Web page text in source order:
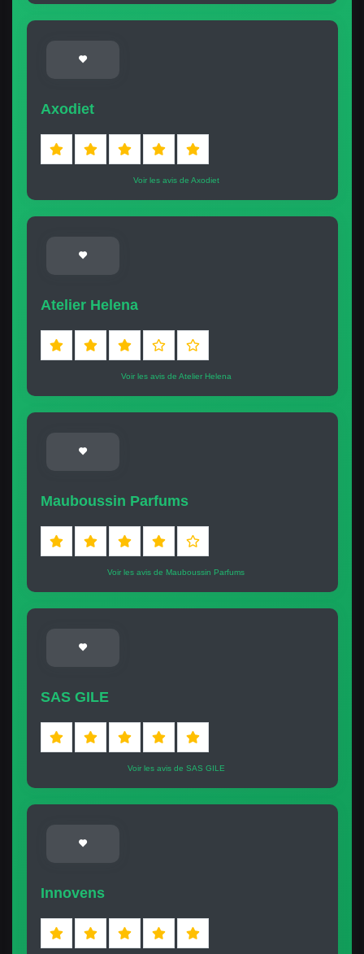
Axodiet
Voir les avis de Axodiet
Atelier Helena
Voir les avis de Atelier Helena
Mauboussin Parfums
Voir les avis de Mauboussin Parfums
SAS GILE
Voir les avis de SAS GILE
Innovens